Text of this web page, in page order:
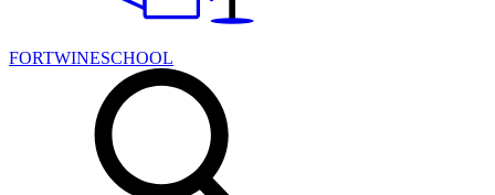
FORTWINESCHOOL